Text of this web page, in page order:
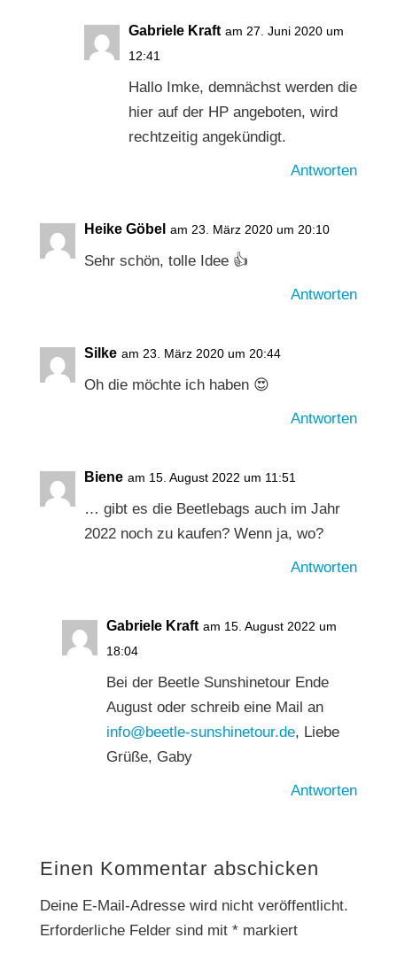
Gabriele Kraft am 27. Juni 2020 um
12:41
Hallo Imke, demnächst werden die
hier auf der HP angeboten, wird
rechtzeitig angekündigt.
Antworten
Heike Göbel am 23. März 2020 um 20:10
Sehr schön, tolle Idee 👍
Antworten
Silke am 23. März 2020 um 20:44
Oh die möchte ich haben 😍
Antworten
Biene am 15. August 2022 um 11:51
… gibt es die Beetlebags auch im Jahr
2022 noch zu kaufen? Wenn ja, wo?
Antworten
Gabriele Kraft am 15. August 2022 um
18:04
Bei der Beetle Sunshinetour Ende
August oder schreib eine Mail an
info@beetle-sunshinetour.de, Liebe
Grüße, Gaby
Antworten
Einen Kommentar abschicken
Deine E-Mail-Adresse wird nicht veröffentlicht.
Erforderliche Felder sind mit *markiert